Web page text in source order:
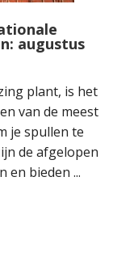
augustus
plant, is het
van de meest
je spullen te
de afgelopen
en bieden ...